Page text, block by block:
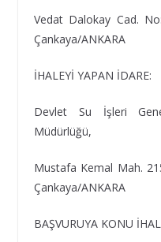
Vedat Dalokay Cad.
Çankaya/ANKARA
İHALEYİ YAPAN İDARE:
Devlet Su İşleri
Müdürlüğü,
Mustafa Kemal Mah.
Çankaya/ANKARA
BAŞVURUYA KONU